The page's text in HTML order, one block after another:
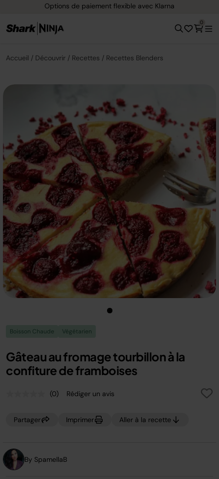
Options de paiement flexible avec Klarna
0
Accueil Découvrir Recettes Recettes Blenders
Boisson Chaude Végétarien
Gâteau au fromage tourbillon à la
confiture de framboises
Aucune
notation.
page.
(0) Rédiger un avis
Partager Imprimer Aller à la recette
By SpamellaB